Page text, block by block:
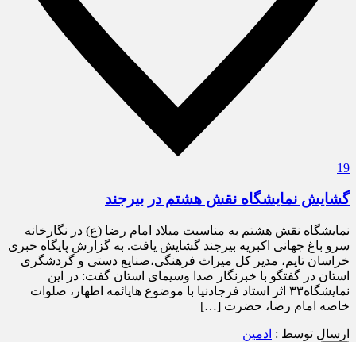
19
گشایش نمایشگاه نقش هشتم در بیرجند
نمایشگاه نقش هشتم به مناسبت میلاد امام رضا (ع) در نگارخانه
سرو باغ جهانی اکبریه بیرجند گشایش یافت. به گزارش پایگاه خبری
خراسان تایم، مدیر کل میراث فرهنگی،صنایع دستی و گردشگری
استان در گفتگو با خبرنگار صدا وسیمای استان گفت: در این
نمایشگاه۳۳ اثر استاد فرجادنیا با موضوع هایائمه اطهار، صلوات
خاصه امام رضا، حضرت […]
ارسال توسط : ادمین